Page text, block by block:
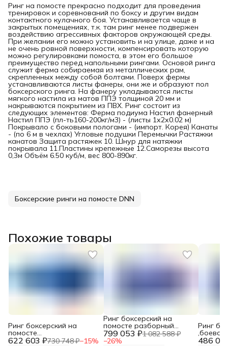
Ринг на помосте прекрасно подходит для проведения
тренировок и соревнований по боксу и другим видам
контактного кулачного боя. Устанавливается чаще в
закрытых помещениях, т.к. там ринг менее подвержен
воздействию агрессивных факторов окружающей среды.
При желании его можно установить и на улице, даже и на
не очень ровной поверхности, компенсировать которую
можно регулировками помоста, в этом его большое
преимущество перед напольными рингами. Основой ринга
служит ферма собираемая из металлических рам,
скрепленных между собой болтами. Поверх фермы
устанавливаются листы фанеры, они же и образуют пол
боксерского ринга. На фанеру укладываются листы
мягкого настила из матов ППЭ толщиной 20 мм и
накрываются покрытием из ПВХ. Ринг состоит из
следующих элементов: Ферма подиума Настил фанерный
Настил ППЭ (пл-ть160-200кг/м3) - (листы 1х2х0.02 м)
Покрывало с боковыми пологами - (импорт. Корея) Канаты
- (по 6 м в чехлах) Угловые подушки Перемычки Растяжки
канатов Защита растяжек 10. Шнур для натяжки
покрывала 11.Пластины крепежные 12.Саморезы высота
0,3м Объём 6.50 куб/м, вес 800-890кг.
Боксерские ринги на помосте DNN
Похожие товары
622 603 ₽730 748 ₽−15%
Ринг боксерский на
помосте
соревновательный,
799 053 ₽1 082 588 ₽
−26%
Ринг боксерский на
помосте разборный
(помост 8020х8020 мм,
высота 1м (две 486
Ринг
,боевая